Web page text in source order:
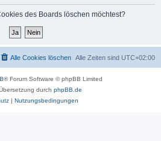
des Boards löschen möchtest?
Alle Zeiten sind UTC+02:00
Alle Cookies löschen
® Forum Software © phpBB Limited
durch phpBB.de
| Nutzungsbedingungen